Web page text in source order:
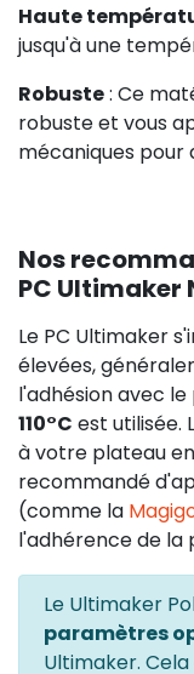
Haute
jusqu'à une
Robuste: Ce
robuste et vous
mécaniques pour
Nos
PC Ultimaker
Le PC Ultimaker
élevées,
l'adhésion avec
110°C est utilisée.
à votre plateau
recommandé
(comme la
l'adhérence de la
Le Ultimaker
paramètres
Ultimaker.